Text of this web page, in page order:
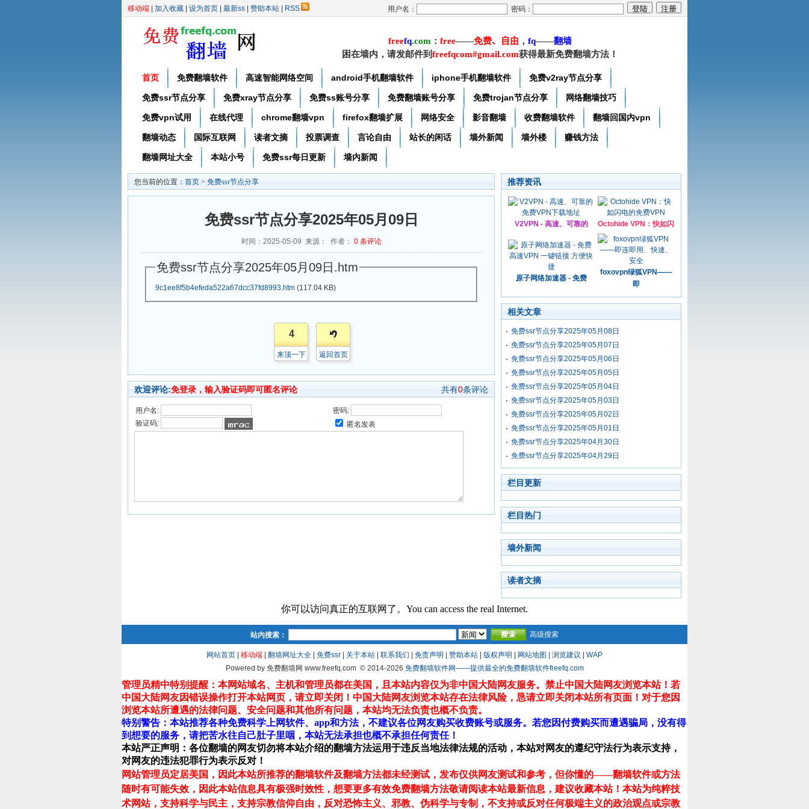
移动端 加入收藏 设为首页 最新ss 赞助本站 RSS 用户名： 密码：
freefq.com ： free——免费、自由 ， fq——翻墙
困在墙内，请发邮件到freefqcom#gmail.com获得最新免费翻墙方法！
首页 免费翻墙软件 高速智能网络空间 android手机翻墙软件 iphone手机翻墙软件 免费v2ray节点分享
免费ssr节点分享 免费xray节点分享 免费ss账号分享 免费翻墙账号分享 免费trojan节点分享 网络翻墙技巧
免费vpn试用 在线代理 chrome翻墙vpn firefox翻墙扩展 网络安全 影音翻墙 收费翻墙软件 翻墙回国内vpn
翻墙动态 国际互联网 读者文摘 投票调查 言论自由 站长的闲话 墙外新闻 墙外楼 赚钱方法
翻墙网址大全 本站小号 免费ssr每日更新 墙内新闻
您当前的位置： 首页 > 免费ssr节点分享
免费ssr节点分享2025年05月09日
时间：2025-05-09 来源： 作者： 0 条评论
免费ssr节点分享2025年05月09日.htm
9c1ee8f5b4efeda522a67dcc37fd8993.htm (117.04 KB)
4
来顶一下 返回首页
欢迎评论:免登录，输入验证码即可匿名评论 共有0条评论
用户名:
密码:
验证码:
匿名发表
推荐资讯
V2VPN - 高速、可靠的 Octohide VPN：快如闪
原子网络加速器 - 免费
foxovpn绿狐VPN——
即
相关文章
免费ssr节点分享2025年05月08日
免费ssr节点分享2025年05月07日
免费ssr节点分享2025年05月06日
免费ssr节点分享2025年05月05日
免费ssr节点分享2025年05月04日
免费ssr节点分享2025年05月03日
免费ssr节点分享2025年05月02日
免费ssr节点分享2025年05月01日
免费ssr节点分享2025年04月30日
免费ssr节点分享2025年04月29日
栏目更新
栏目热门
墙外新闻
读者文摘
你可以访问真正的互联网了。You can access the real Internet.
站内搜索： 高级搜索
网站首页 移动端 翻墙网址大全 免费ssr 关于本站 联系我们 免责声明 赞助本站 版权声明 网站地图 浏览建议
WAP
Powered by 免费翻墙网 www.freefq.com© 2014-2026 免费翻墙软件网——提供最全的免费翻墙软件freefq.com
管理员精中特别提醒：本网站域名、主机和管理员都在美国，且本站内容仅为非中国大陆网友服务。禁止中国大陆网友浏览本站！若
中国大陆网友因错误操作打开本站网页，请立即关闭！中国大陆网友浏览本站存在法律风险，恳请立即关闭本站所有页面！对于您因
浏览本站所遭遇的法律问题、安全问题和其他所有问题，本站均无法负责也概不负责。
特别警告：本站推荐各种免费科学上网软件、app和方法，不建议各位网友购买收费账号或服务。若您因付费购买而遭遇骗局，没有得
到想要的服务，请把苦水往自己肚子里咽，本站无法承担也概不承担任何责任！
本站严正声明：各位翻墙的网友切勿将本站介绍的翻墙方法运用于违反当地法律法规的活动，本站对网友的遵纪守法行为表示支持，
对网友的违法犯罪行为表示反对！
网站管理员定居美国，因此本站所推荐的翻墙软件及翻墙方法都未经测试，发布仅供网友测试和参考，但你懂的——翻墙软件或方法
随时有可能失效，因此本站信息具有极强时效性，想要更多有效免费翻墙方法敬请阅读本站最新信息，建议收藏本站！ 本站为纯粹技
术网站，支持科学与民主，支持宗教信仰自由，反对恐怖主义、邪教、伪科学与专制，不支持或反对任何极端主义的政治观点或宗教